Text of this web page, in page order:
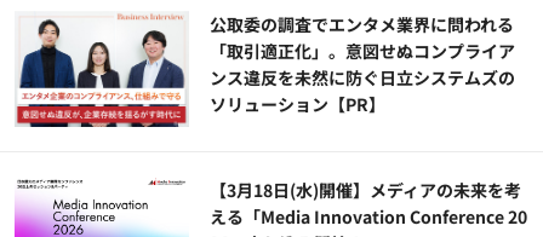
公​​取委の調査でエンタメ業界に問われる
「取引適正化」。意図せぬコンプライア
ンス違反を未然に防ぐ日立システムズの
ソリューション​【PR】
【3月18日(水)開催】メディアの未来を考
える「Media Innovation Conference 20